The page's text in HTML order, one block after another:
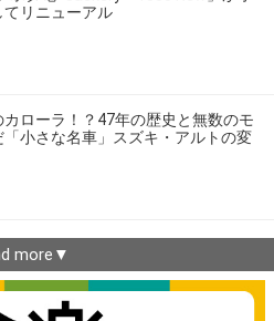
リニューアル
ローラ！？47年の歴史と無数のモ
小さな名車」スズキ・アルトの変
more▼